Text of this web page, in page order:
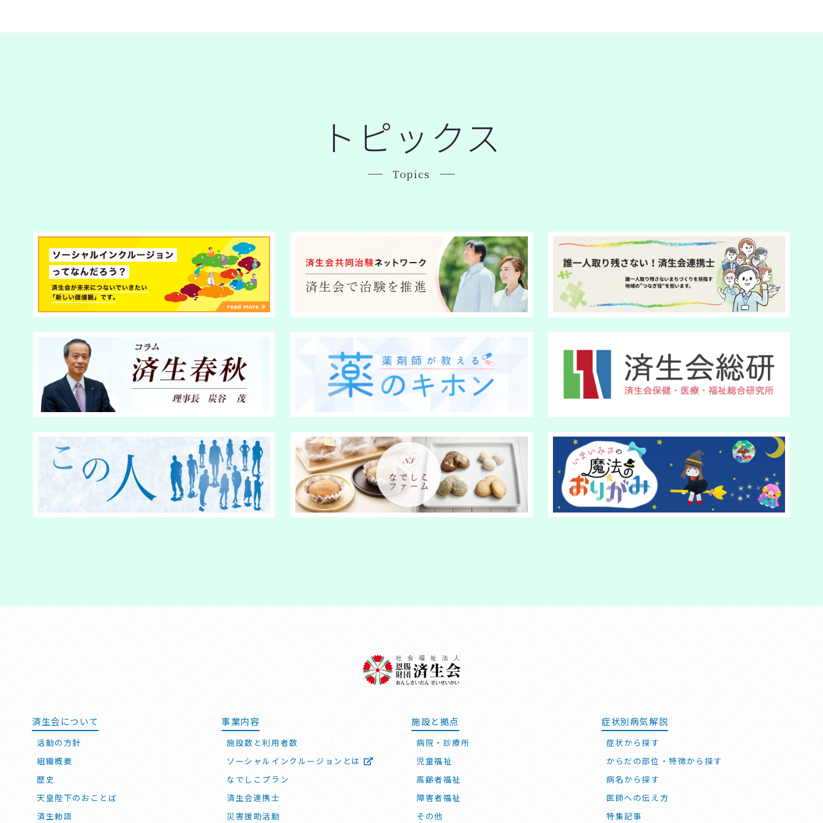
トピックス
Topics
済生会について
活動の方針
組織概要
歴史
天皇陛下のおことば
済生勅語
事業内容
施設数と利用者数
ソーシャルインクルージョンとは
なでしこプラン
済生会連携士
災害援助活動
施設と拠点
病院・診療所
児童福祉
高齢者福祉
障害者福祉
その他
症状別病気解説
症状から探す
からだの部位・特徴から探す
病名から探す
医師への伝え方
特集記事